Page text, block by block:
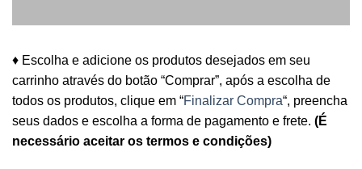
♦ Escolha e adicione os produtos desejados em seu
carrinho através do botão “Comprar”, após a escolha de
todos os produtos, clique em “Finalizar Compra“, preencha
seus dados e escolha a forma de pagamento e frete. (É
necessário aceitar os termos e condições)